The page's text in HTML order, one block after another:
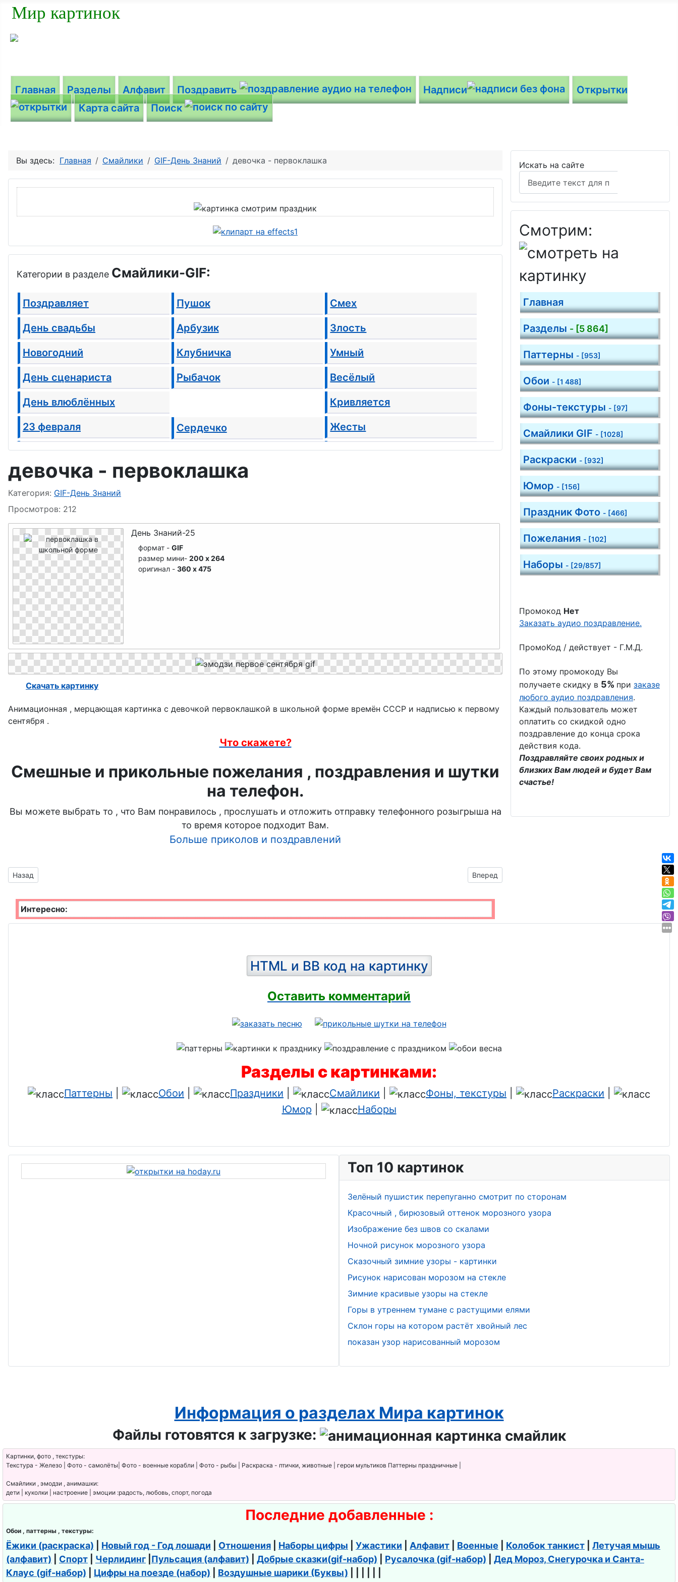
Мир картинок
Главная Разделы Алфавит Поздравить Надписи
Открытки
Карта сайта
Поиск
Вы здесь: Главная Смайлики GIF-День Знаний девочка - первоклашка
Категории в разделе Смайлики-GIF:
Поздравляет
День свадьбы
Новогодний
День сценариста
День влюблённых
23 февраля
8 марта
1 апреля - День смеха
1 Мая
День Победы
День семьи
День пограничника
День детей, ребёнка
День ВМФ
День ВДВ
День Знаний
День учителя
День морской пехоты
Пушок
Арбузик
Клубничка
Рыбачок
Сердечко
Свадьба
Смех
Злость
Умный
Весёлый
Кривляется
Жесты
Грусть
Призраки
девочка - первоклашка
Информация о материале
Категория: GIF-День Знаний
Просмотров: 212
День Знаний-25
формат - GIF
размер мини- 200 x 264
оригинал - 360 x 475
Скачать картинку
Анимационная , мерцающая картинка с девочкой первоклашкой в школьной форме времён СССР и надписью к первому
сентября .
Что скажете?
Смешные и прикольные пожелания , поздравления и шутки
на телефон.
Вы можете выбрать то , что Вам понравилось , прослушать и отложить отправку телефонного розыгрыша на
то время которое подходит Вам.
Больше приколов и поздравлений
Предыдущий материал: школьный звоночек без фона
Назад Следующий материал: gif Здравствуй, школа!
Вперед
Интересно:
Искать на сайте
Смотрим:
Главная
Разделы - [5 864]
Паттерны - [953]
Обои - [1 488]
Фоны-текстуры - [97]
Смайлики GIF - [1028]
Раскраски - [932]
Юмор - [156]
Праздник Фото - [466]
Пожелания - [102]
Наборы - [29/857]
Промокод Нет
Заказать аудио поздравление.
ПромоКод / действует - Г.М.Д.
По этому промокоду Вы
получаете скидку в 5% при заказе
любого аудио поздравления.
Каждый пользователь может
оплатить со скидкой одно
поздравление до конца срока
действия кода.
Поздравляйте своих родных и
близких Вам людей и будет Вам
счастье!
HTML и BB код на картинку
Оставить комментарий
Разделы с картинками:
Паттерны Обои Праздники Смайлики Фоны, текстуры Раскраски
Юмор| Наборы
Топ 10 картинок
Зелёный пушистик перепуганно смотрит по сторонам
Красочный , бирюзовый оттенок морозного узора
Изображение без швов со скалами
Ночной рисунок морозного узора
Сказочный зимние узоры - картинки
Рисунок нарисован морозом на стекле
Зимние красивые узоры на стекле
Горы в утреннем тумане с растущими елями
Склон горы на котором растёт хвойный лес
показан узор нарисованный морозом
Информация о разделах Мира картинок
Файлы готовятся к загрузке:
Картинки, фото , текстуры:
Текстура - Железо | Фото - самолёты| Фото - военные корабли | Фото - рыбы | Раскраска - птички, животные | герои мультиков Паттерны праздничные |
Смайлики , эмодзи , анимашки:
дети | куколки | настроение | эмоции :радость, любовь, спорт, погода
Последние добавленные :
Обои , паттерны , текстуры:
Ёжики (раскраска) Новый год - Год лошади Отношения Наборы цифры Ужастики Алфавит Военные Колобок танкист
Летучая мышь
(алфавит)
Спорт Черлидинг Пульсация (алфавит) Добрые сказки(gif-набор) Русалочка (gif-набор)
Дед Мороз, Снегурочка и Санта-
Клаус (gif-набор)
Цифры на поезде (набор) Воздушные шарики (Буквы)